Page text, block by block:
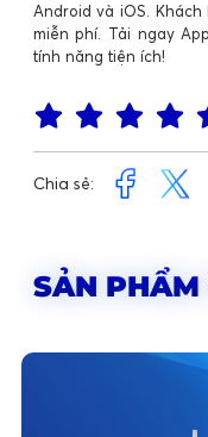
Android và iOS.
miễn phí. Tải ngay
tính năng tiện ích!
Chia sẻ:
SẢN PHẨM